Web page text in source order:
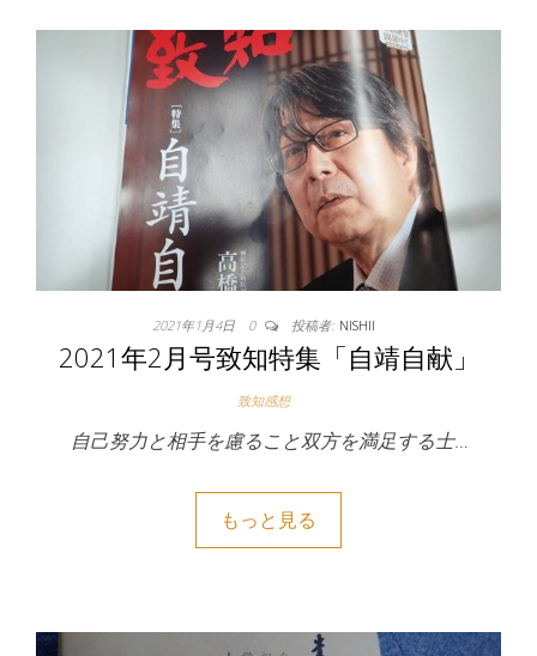
2021年1月4日 0 投稿者: NISHII
2021年2月号致知特集「自靖自献」
致知感想
自己努力と相手を慮ること双方を満足する士…
もっと見る